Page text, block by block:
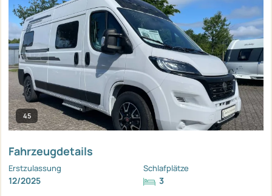
45
Fahrzeugdetails
Erstzulassung
12/2025
Schlafplätze
3